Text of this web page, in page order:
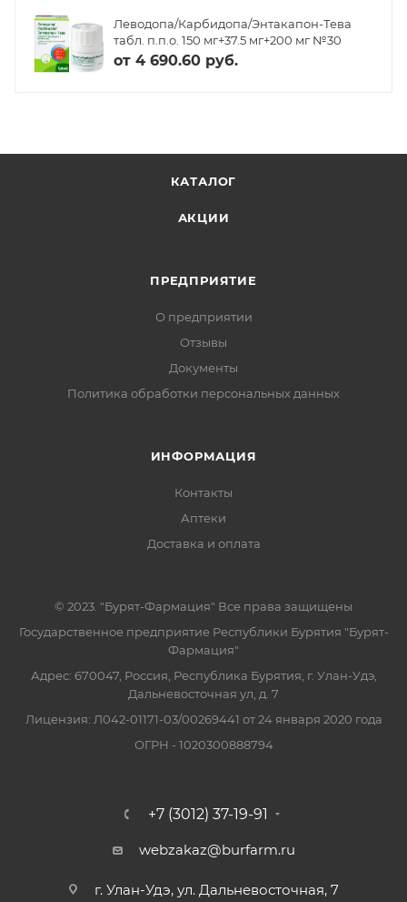
Леводопа/Карбидопа/Энтакапон-Тева
табл. п.п.о. 150 мг+37.5 мг+200 мг №30
от 4 690.60 руб.
КАТАЛОГ
АКЦИИ
ПРЕДПРИЯТИЕ
О предприятии
Отзывы
Документы
Политика обработки персональных данных
ИНФОРМАЦИЯ
Контакты
Аптеки
Доставка и оплата
© 2023. "Бурят-Фармация" Все права защищены
Государственное предприятие Республики Бурятия "Бурят-
Фармация"
Адрес: 670047, Россия, Республика Бурятия, г. Улан-Удэ,
Дальневосточная ул, д. 7
Лицензия: Л042-01171-03/00269441 от 24 января 2020 года
ОГРН - 1020300888794
+7 (3012) 37-19-91
webzakaz@burfarm.ru
г. Улан-Удэ, ул. Дальневосточная, 7